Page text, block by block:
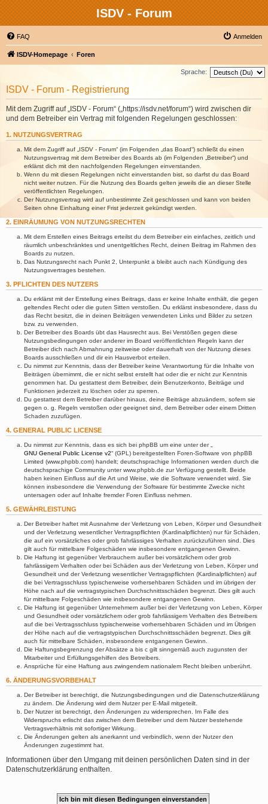
ISDV - Forum
FAQ Anmelden
ISDV-Homepage Foren
Sprache:
ISDV - Forum - Registrierung
Mit dem Zugriff auf „ISDV - Forum“ („https://isdv.net/forum“) wird zwischen dir
und dem Betreiber ein Vertrag mit folgenden Regelungen geschlossen:
1. NUTZUNGSVERTRAG
Mit dem Zugriff auf „ISDV - Forum“ (im Folgenden „das Board“) schließt du einen
Nutzungsvertrag mit dem Betreiber des Boards ab (im Folgenden „Betreiber“) und
erklärst dich mit den nachfolgenden Regelungen einverstanden.
Wenn du mit diesen Regelungen nicht einverstanden bist, so darfst du das Board
nicht weiter nutzen. Für die Nutzung des Boards gelten jeweils die an dieser Stelle
veröffentlichten Regelungen.
Der Nutzungsvertrag wird auf unbestimmte Zeit geschlossen und kann von beiden
Seiten ohne Einhaltung einer Frist jederzeit gekündigt werden.
2. EINRÄUMUNG VON NUTZUNGSRECHTEN
Mit dem Erstellen eines Beitrags erteilst du dem Betreiber ein einfaches, zeitlich und
räumlich unbeschränktes und unentgeltliches Recht, deinen Beitrag im Rahmen des
Boards zu nutzen.
Das Nutzungsrecht nach Punkt 2, Unterpunkt a bleibt auch nach Kündigung des
Nutzungsvertrages bestehen.
3. PFLICHTEN DES NUTZERS
Du erklärst mit der Erstellung eines Beitrags, dass er keine Inhalte enthält, die gegen
geltendes Recht oder die guten Sitten verstoßen. Du erklärst insbesondere, dass du
das Recht besitzt, die in deinen Beiträgen verwendeten Links und Bilder zu setzen
bzw. zu verwenden.
Der Betreiber des Boards übt das Hausrecht aus. Bei Verstößen gegen diese
Nutzungsbedingungen oder anderer im Board veröffentlichten Regeln kann der
Betreiber dich nach Abmahnung zeitweise oder dauerhaft von der Nutzung dieses
Boards ausschließen und dir ein Hausverbot erteilen.
Du nimmst zur Kenntnis, dass der Betreiber keine Verantwortung für die Inhalte von
Beiträgen übernimmt, die er nicht selbst erstellt hat oder die er nicht zur Kenntnis
genommen hat. Du gestattest dem Betreiber, dein Benutzerkonto, Beiträge und
Funktionen jederzeit zu löschen oder zu sperren.
Du gestattest dem Betreiber darüber hinaus, deine Beiträge abzuändern, sofern sie
gegen o. g. Regeln verstoßen oder geeignet sind, dem Betreiber oder einem Dritten
Schaden zuzufügen.
4. GENERAL PUBLIC LICENSE
Du nimmst zur Kenntnis, dass es sich bei phpBB um eine unter der „
GNU General Public License v2“ (GPL) bereitgestellten Foren-Software von phpBB
Limited (www.phpbb.com) handelt; deutschsprachige Informationen werden durch die
deutschsprachige Community unter www.phpbb.de zur Verfügung gestellt. Beide
haben keinen Einfluss auf die Art und Weise, wie die Software verwendet wird. Sie
können insbesondere die Verwendung der Software für bestimmte Zwecke nicht
untersagen oder auf Inhalte fremder Foren Einfluss nehmen.
5. GEWÄHRLEISTUNG
Der Betreiber haftet mit Ausnahme der Verletzung von Leben, Körper und Gesundheit
und der Verletzung wesentlicher Vertragspflichten (Kardinalpflichten) nur für Schäden,
die auf ein vorsätzliches oder grob fahrlässiges Verhalten zurückzuführen sind. Dies
gilt auch für mittelbare Folgeschäden wie insbesondere entgangenen Gewinn.
Die Haftung ist gegenüber Verbrauchern außer bei vorsätzlichem oder grob
fahrlässigem Verhalten oder bei Schäden aus der Verletzung von Leben, Körper und
Gesundheit und der Verletzung wesentlicher Vertragspflichten (Kardinalpflichten) auf
die bei Vertragsschluss typischerweise vorhersehbaren Schäden und im übrigen der
Höhe nach auf die vertragstypischen Durchschnittsschäden begrenzt. Dies gilt auch
für mittelbare Folgeschäden wie insbesondere entgangenen Gewinn.
Die Haftung ist gegenüber Unternehmern außer bei der Verletzung von Leben, Körper
und Gesundheit oder vorsätzlichem oder grob fahrlässigem Verhalten des Betreibers
auf die bei Vertragsschluss typischerweise vorhersehbaren Schäden und im Übrigen
der Höhe nach auf die vertragstypischen Durchschnittsschäden begrenzt. Dies gilt
auch für mittelbare Schäden, insbesondere entgangenen Gewinn.
Die Haftungsbegrenzung der Absätze a bis c gilt sinngemäß auch zugunsten der
Mitarbeiter und Erfüllungsgehilfen des Betreibers.
Ansprüche für eine Haftung aus zwingendem nationalem Recht bleiben unberührt.
6. ÄNDERUNGSVORBEHALT
Der Betreiber ist berechtigt, die Nutzungsbedingungen und die Datenschutzerklärung
zu ändern. Die Änderung wird dem Nutzer per E-Mail mitgeteilt.
Der Nutzer ist berechtigt, den Änderungen zu widersprechen. Im Falle des
Widerspruchs erlischt das zwischen dem Betreiber und dem Nutzer bestehende
Vertragsverhältnis mit sofortiger Wirkung.
Die Änderungen gelten als anerkannt und verbindlich, wenn der Nutzer den
Änderungen zugestimmt hat.
Informationen über den Umgang mit deinen persönlichen Daten sind in der
Datenschutzerklärung enthalten.